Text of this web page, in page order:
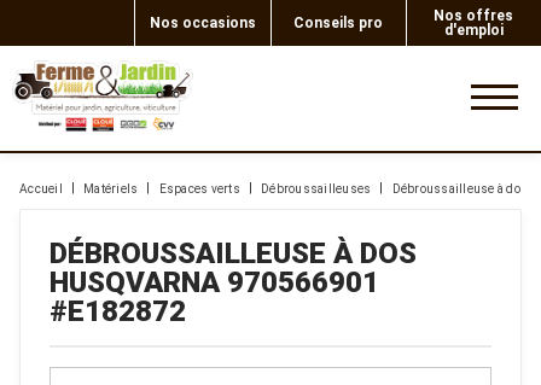
Nos occasions Conseils pro
Nos offres
d'emploi
Accueil Matériels Espaces verts Débroussailleuses Débroussailleuse à dos
DÉBROUSSAILLEUSE À DOS
HUSQVARNA 970566901
#E182872